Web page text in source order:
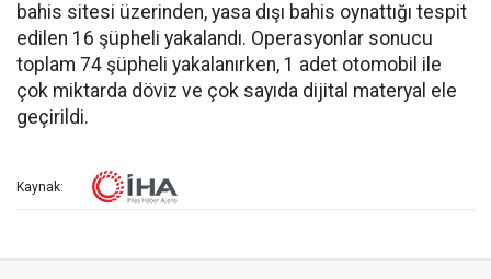
bahis sitesi üzerinden, yasa dışı bahis oynattığı tespit
edilen 16 şüpheli yakalandı. Operasyonlar sonucu
toplam 74 şüpheli yakalanırken, 1 adet otomobil ile
çok miktarda döviz ve çok sayıda dijital materyal ele
geçirildi.
Kaynak: